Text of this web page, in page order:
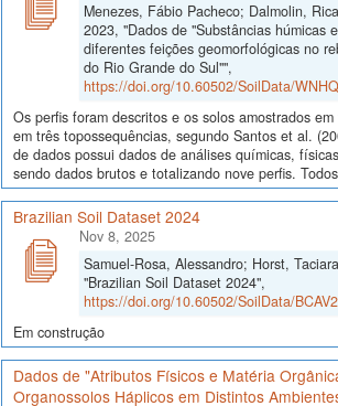
Menezes, Fábio Pacheco; Dalmolin,
2023, "Dados de "Substâncias húmicas
diferentes feições geomorfológicas no
do Rio Grande do Sul"",
https://doi.org/10.60502/SoilData/
Os perfis foram descritos e os solos amostrados
em três topossequências, segundo Santos et al.
de dados possui dados de análises químicas,
sendo dados brutos e totalizando nove perfis.
Brazilian Soil Dataset 2024
Nov 8, 2025
Samuel-Rosa, Alessandro; Horst,
"Brazilian Soil Dataset 2024",
https://doi.org/10.60502/SoilData/
Em construção
Dados de "Atributos Físicos e Matéria
Organossolos Háplicos em Distintos